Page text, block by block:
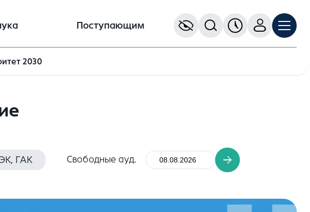
Поступающим
2030
ГАК Свободные ауд.